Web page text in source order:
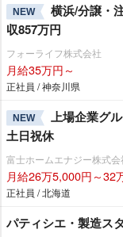
NEW
横浜/分譲・
収857万円
フォーライフ株式会社
月給35万円～
正社員 / 神奈川県
NEW
上場企業グ
土日祝休
富士ホームエナジー株式会
月給26万5,000円～32
正社員 / 北海道
パティシエ・製造ス